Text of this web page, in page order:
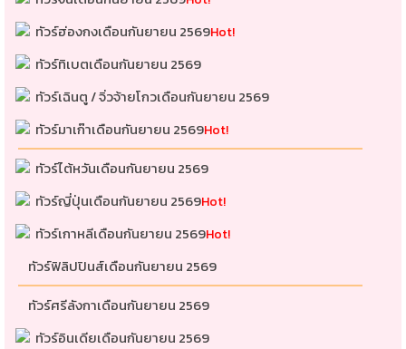
ทัวร์ฮ่องกงเดือนกันยายน 2569Hot!
ทัวร์ทิเบตเดือนกันยายน 2569
ทัวร์เฉินตู / จิ่วจ้ายโกวเดือนกันยายน 2569
ทัวร์มาเก๊าเดือนกันยายน 2569Hot!
ทัวร์ไต้หวันเดือนกันยายน 2569
ทัวร์ญี่ปุ่นเดือนกันยายน 2569Hot!
ทัวร์เกาหลีเดือนกันยายน 2569Hot!
ทัวร์ฟิลิปปินส์เดือนกันยายน 2569
ทัวร์ศรีลังกาเดือนกันยายน 2569
ทัวร์อินเดียเดือนกันยายน 2569